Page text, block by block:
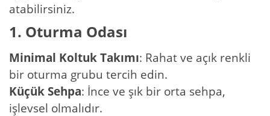
atabilirsiniz.
1. Oturma Odası
Minimal Koltuk Takımı: Rahat ve açık renkli
bir oturma grubu tercih edin.
Küçük Sehpa: İnce ve şık bir orta sehpa,
işlevsel olmalıdır.